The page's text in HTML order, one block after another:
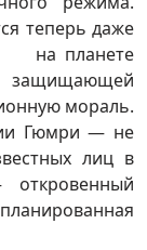
теперь даже
на планете
защищающей
мораль.
Гюмри — не
лиц в